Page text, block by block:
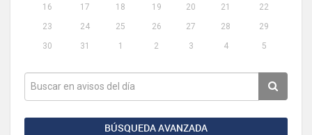
16
17 18 19 20 21
22
23
24 25 26 27 28
29
30
31 1 2 3 4 5
BÚSQUEDA AVANZADA